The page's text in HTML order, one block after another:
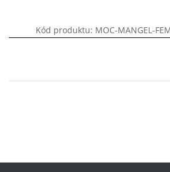
Kód produktu: MOC-MANGEL-